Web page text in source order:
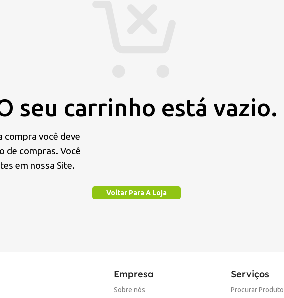
seu carrinho está vazio.
compra você deve
de compras. Você
em nossa Site.
Voltar Para A Loja
Empresa
Sobre nós
Serviços
Procurar Produto